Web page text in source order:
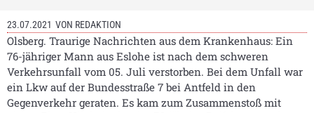
23.07.2021 VON REDAKTION
Olsberg. Traurige Nachrichten aus dem Krankenhaus: Ein
76-jähriger Mann aus Eslohe ist nach dem schweren
Verkehrsunfall vom 05. Juli verstorben. Bei dem Unfall war
ein Lkw auf der Bundesstraße 7 bei Antfeld in den
Gegenverkehr geraten. Es kam zum Zusammenstoß mit